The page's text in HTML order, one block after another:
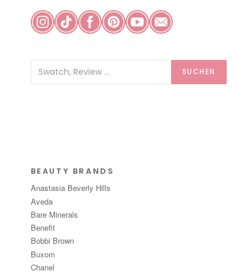
SUCHEN
BEAUTY BRANDS
Anastasia Beverly Hills
Aveda
Bare Minerals
Benefit
Bobbi Brown
Buxom
Chanel